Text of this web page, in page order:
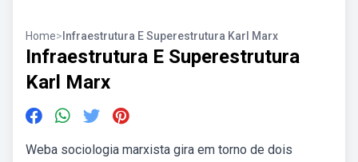
Home> Infraestrutura E Superestrutura Karl Marx
Infraestrutura E Superestrutura
Karl Marx
Weba sociologia marxista gira em torno de dois